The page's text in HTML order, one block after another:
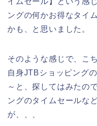
ングの何かお得なタイ
かも、と思いました。
そのような感じで、こ
自身JTBショッピング
～と、探してはみたの
ングのタイムセールな
が、、、